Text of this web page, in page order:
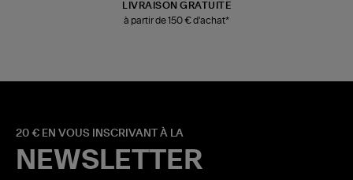
LIVRAISON GRATUITE
à partir de 150 € d'achat*
20 € EN VOUS INSCRIVANT À LA
NEWSLETTER